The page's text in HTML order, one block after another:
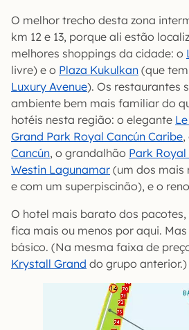
O melhor trecho desta zona
km 12 e 13, porque ali estão
melhores shoppings da cidade: o
livre) e o Plaza Kukulkan (que
Luxury Avenue). Os restaurantes
ambiente bem mais familiar do
hotéis nesta região: o elegante
Grand Park Royal Cancún Caribe,
Cancún, o grandalhão Park Royal
Westin Lagunamar (um dos mais
e com um superpiscinão), e o
O hotel mais barato dos pacotes,
fica mais ou menos por aqui.
básico. (Na mesma faixa de
Krystall Grand do grupo anterior.)